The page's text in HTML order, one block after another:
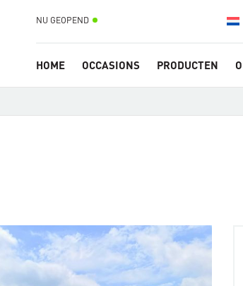
NU GEOPEND
HOME OCCASIONS PRODUCTEN